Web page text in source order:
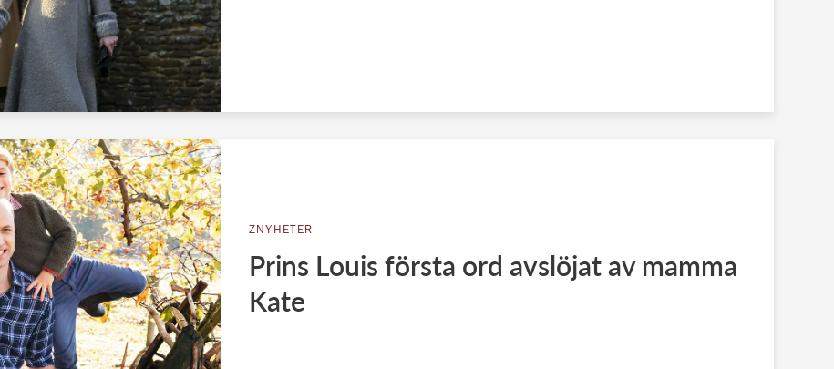
ZNYHETER
Prins Louis första ord avslöjat av mamma
Kate